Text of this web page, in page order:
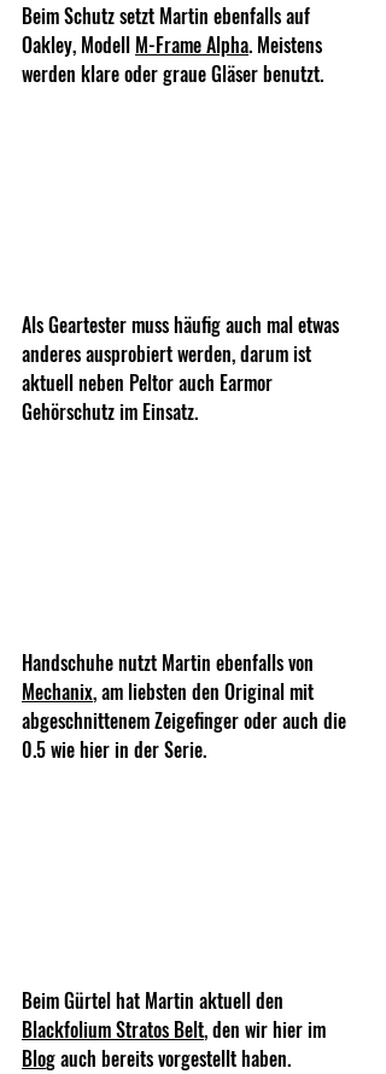
Beim Schutz setzt Martin ebenfalls auf
Oakley, Modell M-Frame Alpha. Meistens
werden klare oder graue Gläser benutzt.
Als Geartester muss häufig auch mal etwas
anderes ausprobiert werden, darum ist
aktuell neben Peltor auch Earmor
Gehörschutz im Einsatz.
Handschuhe nutzt Martin ebenfalls von
Mechanix, am liebsten den Original mit
abgeschnittenem Zeigefinger oder auch die
0.5 wie hier in der Serie.
Beim Gürtel hat Martin aktuell den
Blackfolium Stratos Belt, den wir hier im
Blog auch bereits vorgestellt haben.